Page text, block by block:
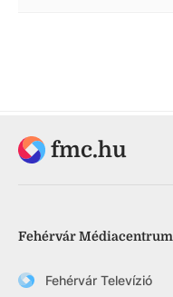
fmc.hu
Fehérvár Médiacentrum
Fehérvár Televízió